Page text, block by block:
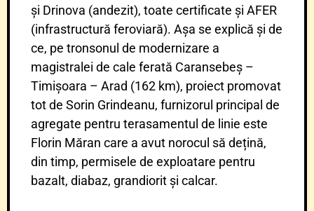
și Drinova (andezit), toate certificate și AFER
(infrastructură feroviară). Așa se explică și de
ce, pe tronsonul de modernizare a
magistralei de cale ferată Caransebeș –
Timișoara – Arad (162 km), proiect promovat
tot de Sorin Grindeanu, furnizorul principal de
agregate pentru terasamentul de linie este
Florin Măran care a avut norocul să dețină,
din timp, permisele de exploatare pentru
bazalt, diabaz, grandiorit și calcar.